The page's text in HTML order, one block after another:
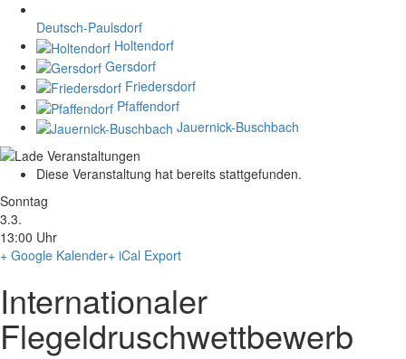
Deutsch-Paulsdorf
Holtendorf
Gersdorf
Friedersdorf
Pfaffendorf
Jauernick-Buschbach
Diese Veranstaltung hat bereits stattgefunden.
Sonntag
3.3.
13:00 Uhr
+ Google Kalender+ iCal Export
Internationaler
Flegeldruschwettbewerb